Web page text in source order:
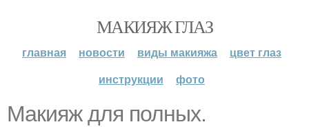
МАКИЯЖ ГЛАЗ
главная новости виды макияжа
цвет глаз
инструкции
фото
Макияж для полных.